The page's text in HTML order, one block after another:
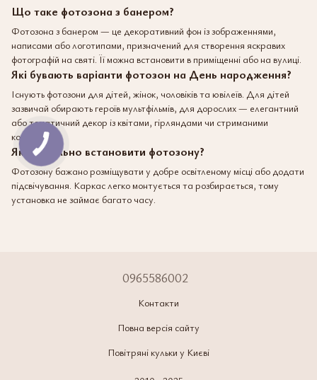
Що таке фотозона з банером?
Фотозона з банером — це декоративний фон із зображеннями,
написами або логотипами, призначений для створення яскравих
фотографій на святі. Її можна встановити в приміщенні або на вулиці.
Які бувають варіанти фотозон на День народження?
Існують фотозони для дітей, жінок, чоловіків та ювілеїв. Для дітей
зазвичай обирають героїв мультфільмів, для дорослих — елегантний
або тематичний декор із квітами, гірляндами чи стриманими
кольорами.
Як правильно встановити фотозону?
Фотозону бажано розміщувати у добре освітленому місці або додати
підсвічування. Каркас легко монтується та розбирається, тому
установка не займає багато часу.
0965586002
Контакти
Повна версія сайту
Повітряні кульки у Києві